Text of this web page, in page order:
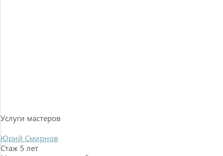
Услуги мастеров
Юрий Смирнов
Стаж 5 лет